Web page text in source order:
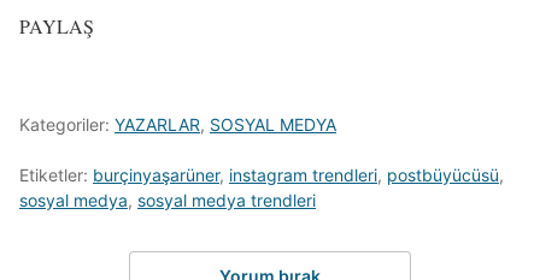
PAYLAŞ
Kategoriler: YAZARLAR, SOSYAL MEDYA
Etiketler: burçinyaşarüner, instagram trendleri, postbüyücüsü,
sosyal medya, sosyal medya trendleri
Yorum bırak